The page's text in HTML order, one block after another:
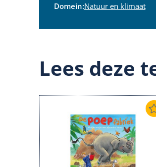
Domein:Natuur en klimaat
Lees deze